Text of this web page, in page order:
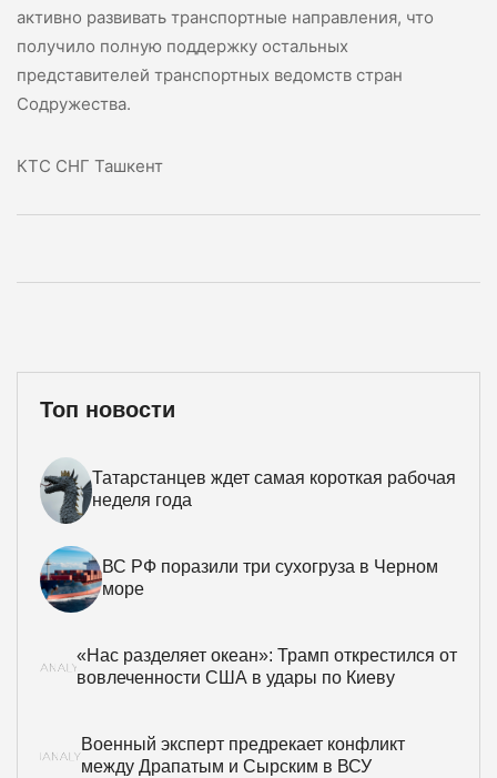
активно развивать транспортные направления, что
получило полную поддержку остальных
представителей транспортных ведомств стран
Содружества.
КТС СНГ Ташкент
Топ новости
Татарстанцев ждет самая короткая рабочая
неделя года
ВС РФ поразили три сухогруза в Черном
море
«Нас разделяет океан»: Трамп открестился от
вовлеченности США в удары по Киеву
Военный эксперт предрекает конфликт
между Драпатым и Сырским в ВСУ